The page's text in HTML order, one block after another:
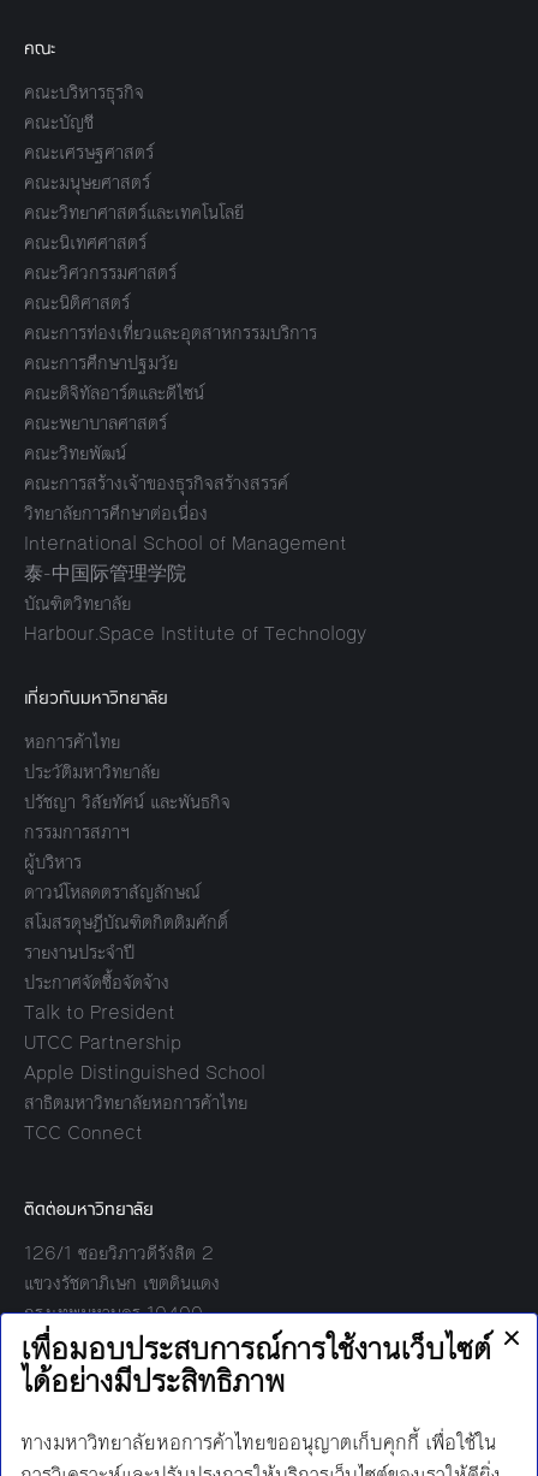
คณะ
คณะบริหารธุรกิจ
คณะบัญชี
คณะเศรษฐศาสตร์
คณะมนุษยศาสตร์
คณะวิทยาศาสตร์และเทคโนโลยี
คณะนิเทศศาสตร์
คณะวิศวกรรมศาสตร์
คณะนิติศาสตร์
คณะการท่องเที่ยวและอุตสาหกรรมบริการ
คณะการศึกษาปฐมวัย
คณะดิจิทัลอาร์ตและดีไซน์
คณะพยาบาลศาสตร์
คณะวิทยพัฒน์
คณะการสร้างเจ้าของธุรกิจสร้างสรรค์
วิทยาลัยการศึกษาต่อเนื่อง
International School of Management
泰-中国际管理学院
บัณฑิตวิทยาลัย
Harbour.Space Institute of Technology
เกี่ยวกับมหาวิทยาลัย
หอการค้าไทย
ประวัติมหาวิทยาลัย
ปรัชญา วิสัยทัศน์ และพันธกิจ
กรรมการสภาฯ
ผู้บริหาร
ดาวน์โหลดตราสัญลักษณ์
สโมสรดุษฎีบัณฑิตกิตติมศักดิ์
รายงานประจำปี
ประกาศจัดซื้อจัดจ้าง
Talk to President
UTCC Partnership
Apple Distinguished School
สาธิตมหาวิทยาลัยหอการค้าไทย
TCC Connect
ติดต่อมหาวิทยาลัย
126/1 ซอยวิภาวดีรังสิต 2
แขวงรัชดาภิเษก เขตดินแดง
กรุงเทพมหานคร 10400
โทร:
02-697-6000
เวลาทำการ: